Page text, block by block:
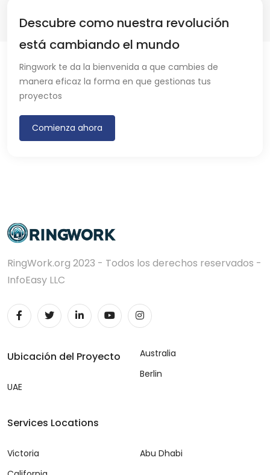
Descubre como nuestra revolución
está cambiando el mundo
Ringwork te da la bienvenida a que cambies de
manera eficaz la forma en que gestionas tus
proyectos
Comienza ahora
RingWork.org 2023 - Todos los derechos reservados -
InfoEasy LLC
Ubicación del Proyecto
UAE
Australia
Berlin
Services Locations
Victoria
Abu Dhabi